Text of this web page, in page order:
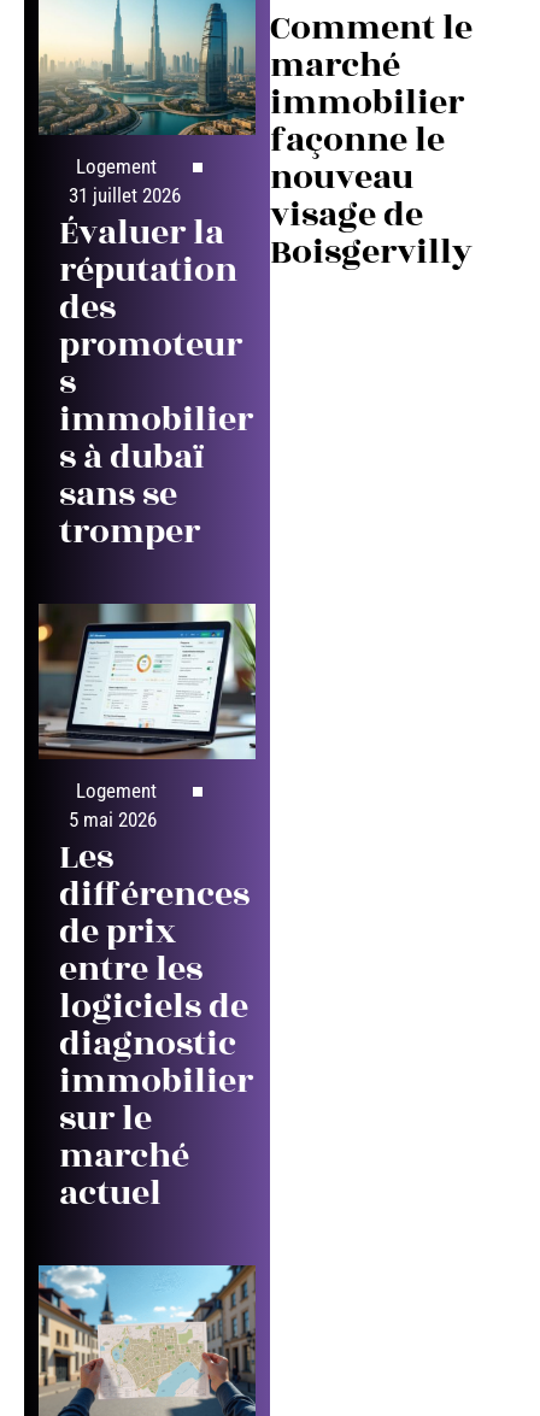
Logement
31 juillet 2026
Évaluer la
réputation
des
promoteur
s
immobilier
s à dubaï
sans se
tromper
Logement
5 mai 2026
Les
différences
de prix
entre les
logiciels de
diagnostic
immobilier
sur le
marché
actuel
Comment le
marché
immobilier
façonne le
nouveau
visage de
Boisgervilly